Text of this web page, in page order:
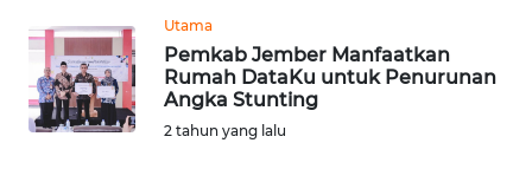
Utama
Pemkab Jember Manfaatkan
Rumah DataKu untuk Penurunan
Angka Stunting
2 tahun yang lalu
NTT
WN